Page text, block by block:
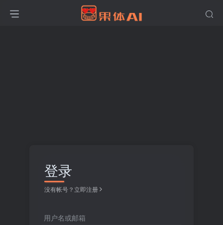
登录
没有帐号？立即注册
用户名或邮箱